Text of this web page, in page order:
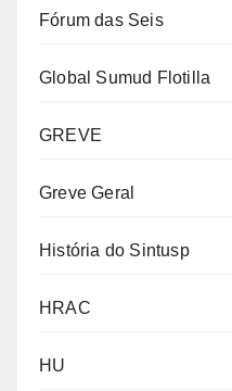
Fórum das Seis
Global Sumud Flotilla
GREVE
Greve Geral
História do Sintusp
HRAC
HU